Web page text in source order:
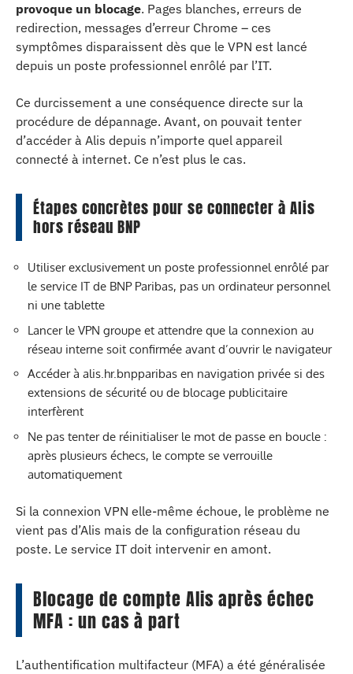
provoque un blocage. Pages blanches, erreurs de
redirection, messages d’erreur Chrome – ces
symptômes disparaissent dès que le VPN est lancé
depuis un poste professionnel enrôlé par l’IT.
Ce durcissement a une conséquence directe sur la
procédure de dépannage. Avant, on pouvait tenter
d’accéder à Alis depuis n’importe quel appareil
connecté à internet. Ce n’est plus le cas.
Étapes concrètes pour se connecter à Alis
hors réseau BNP
Utiliser exclusivement un poste professionnel enrôlé par
le service IT de BNP Paribas, pas un ordinateur personnel
ni une tablette
Lancer le VPN groupe et attendre que la connexion au
réseau interne soit confirmée avant d’ouvrir le navigateur
Accéder à alis.hr.bnpparibas en navigation privée si des
extensions de sécurité ou de blocage publicitaire
interfèrent
Ne pas tenter de réinitialiser le mot de passe en boucle :
après plusieurs échecs, le compte se verrouille
automatiquement
Si la connexion VPN elle-même échoue, le problème ne
vient pas d’Alis mais de la configuration réseau du
poste. Le service IT doit intervenir en amont.
Blocage de compte Alis après échec
MFA : un cas à part
L’authentification multifacteur (MFA) a été généralisée